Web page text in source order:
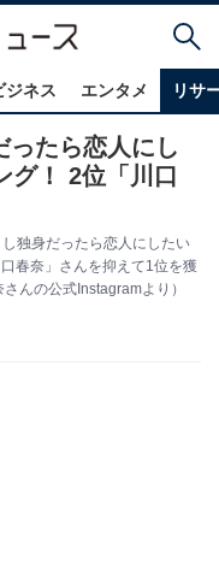
ジネス エンタメ リサ
ったら恋人にし
グ！ 2位「川口
独身だったら恋人にしたい
春奈」さんを抑えて1位を獲
んの公式Instagramより）